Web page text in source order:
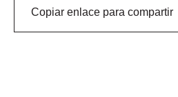
Copiar enlace para compartir